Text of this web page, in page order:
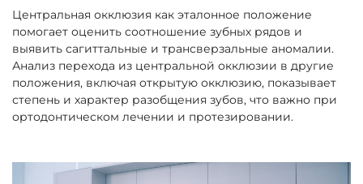
Центральная окклюзия как эталонное положение
помогает оценить соотношение зубных рядов и
выявить сагиттальные и трансверзальные аномалии.
Анализ перехода из центральной окклюзии в другие
положения, включая открытую окклюзию, показывает
степень и характер разобщения зубов, что важно при
ортодонтическом лечении и протезировании.